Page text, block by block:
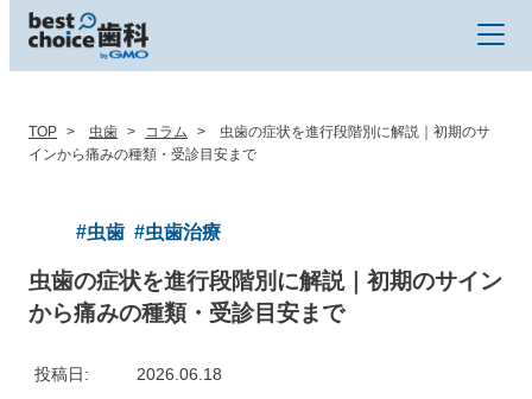
TOP 虫歯 コラム
虫歯の症状を進行段階別に解説｜初期のサ
インから痛みの種類・受診目安まで
#虫歯 #虫歯治療
虫歯の症状を進行段階別に解説｜初期のサイン
から痛みの種類・受診目安まで
投稿日 2026.06.18